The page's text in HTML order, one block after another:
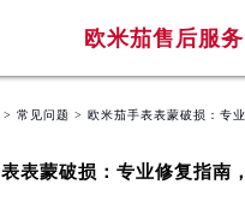
欧米茄售后服务
> 常见问题 > 欧米茄手表表蒙破损：专
表蒙破损：专业修复指南